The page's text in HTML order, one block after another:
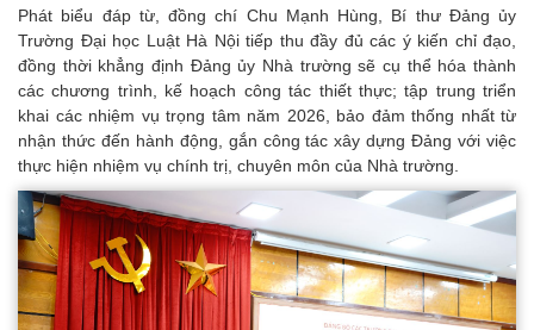
Phát biểu đáp từ, đồng chí Chu Mạnh Hùng, Bí thư Đảng ủy
Trường Đại học Luật Hà Nội tiếp thu đầy đủ các ý kiến chỉ đạo,
đồng thời khẳng định Đảng ủy Nhà trường sẽ cụ thể hóa thành
các chương trình, kế hoạch công tác thiết thực; tập trung triển
khai các nhiệm vụ trọng tâm năm 2026, bảo đảm thống nhất từ
nhận thức đến hành động, gắn công tác xây dựng Đảng với việc
thực hiện nhiệm vụ chính trị, chuyên môn của Nhà trường.